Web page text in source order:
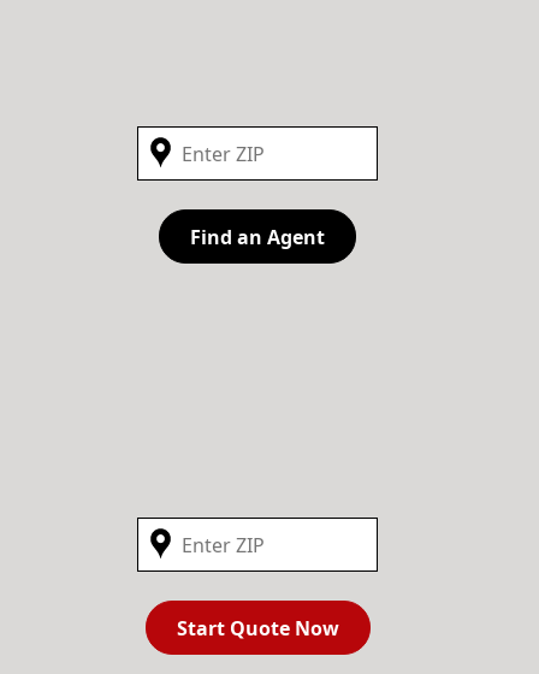
Find an Agent
Start Quote Now